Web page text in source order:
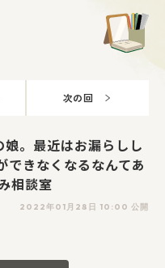
次の回
娘。最近はお漏らしし
できなくなるなんてあ
相談室
2022年01月28日 10:00 公開